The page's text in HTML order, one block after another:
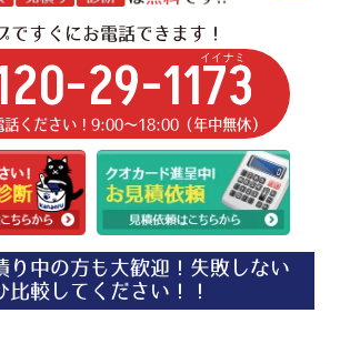
ですぐにお電話できます！
29-1173
イイナミ
話ください！9:00〜18:00（年中無休）
り中の方も大歓迎！失敗しない
比較してください！！